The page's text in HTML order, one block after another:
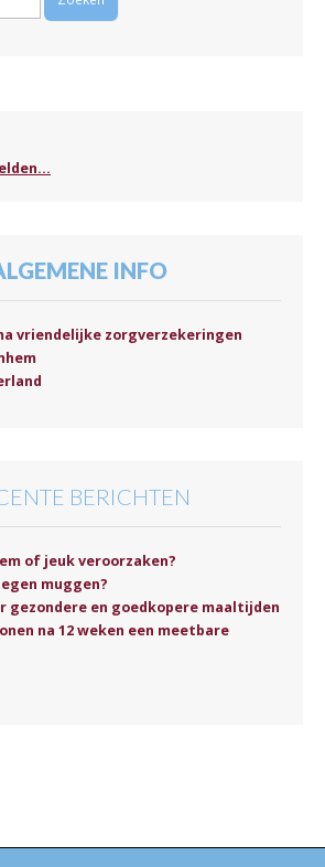
INFO
vriendelijke zorgverzekeringen
BERICHTEN
of jeuk veroorzaken?
muggen?
gezondere en goedkopere maaltijden
na 12 weken een meetbare